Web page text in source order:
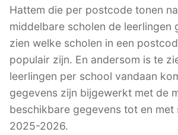
Hattem die per postcode tonen
middelbare scholen de leerlingen
zien welke scholen in een
populair zijn. En andersom is te
leerlingen per school vandaan
gegevens zijn bijgewerkt met de
beschikbare gegevens tot en met
2025-2026.